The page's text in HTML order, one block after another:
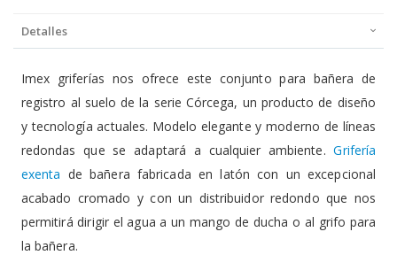
Detalles
Imex griferías nos ofrece este conjunto para bañera de
registro al suelo de la serie Córcega, un producto de diseño
y tecnología actuales. Modelo elegante y moderno de líneas
redondas que se adaptará a cualquier ambiente.Grifería
exenta de bañera fabricada en latón con un excepcional
acabado cromado y con un distribuidor redondo que nos
permitirá dirigir el agua a un mango de ducha o al grifo para
la bañera.